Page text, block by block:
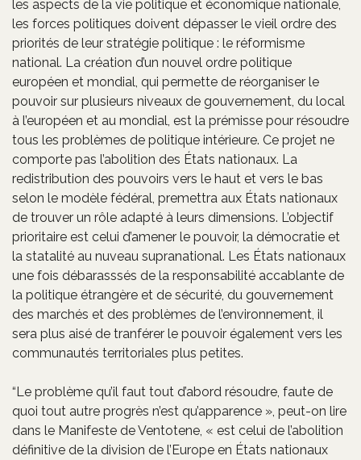
les aspects de la vie politique et économique nationale,
les forces politiques doivent dépasser le vieil ordre des
priorités de leur stratégie politique : le réformisme
national. La création d’un nouvel ordre politique
européen et mondial, qui permette de réorganiser le
pouvoir sur plusieurs niveaux de gouvernement, du local
à l’européen et au mondial, est la prémisse pour résoudre
tous les problèmes de politique intérieure. Ce projet ne
comporte pas l’abolition des États nationaux. La
redistribution des pouvoirs vers le haut et vers le bas
selon le modèle fédéral, premettra aux États nationaux
de trouver un rôle adapté à leurs dimensions. L’objectif
prioritaire est celui d’amener le pouvoir, la démocratie et
la statalité au nuveau supranational. Les États nationaux
une fois débarasssés de la responsabilité accablante de
la politique étrangère et de sécurité, du gouvernement
des marchés et des problèmes de l’environnement, il
sera plus aisé de tranférer le pouvoir également vers les
communautés territoriales plus petites.
“Le problème qu’il faut tout d’abord résoudre, faute de
quoi tout autre progrès n’est qu’apparence », peut-on lire
dans le Manifeste de Ventotene, « est celui de l’abolition
définitive de la division de l’Europe en États nationaux